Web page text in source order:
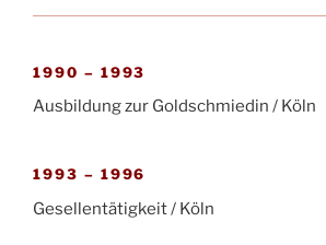
1990 – 1993
Ausbildung zur Goldschmiedin / Köln
1993 – 1996
Gesellentätigkeit / Köln